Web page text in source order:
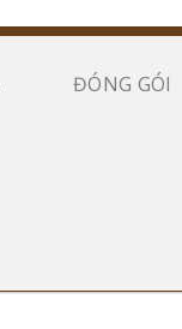
ĐÓNG GÓI